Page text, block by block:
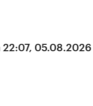
22:07, 05.08.2026